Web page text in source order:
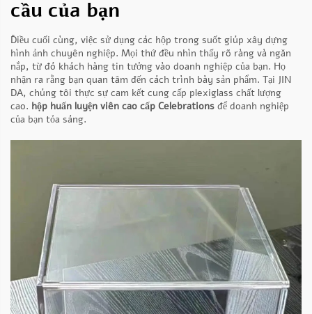
cầu của bạn
Điều cuối cùng, việc sử dụng các hộp trong suốt giúp xây dựng
hình ảnh chuyên nghiệp. Mọi thứ đều nhìn thấy rõ ràng và ngăn
nắp, từ đó khách hàng tin tưởng vào doanh nghiệp của bạn. Họ
nhận ra rằng bạn quan tâm đến cách trình bày sản phẩm. Tại JIN
DA, chúng tôi thực sự cam kết cung cấp plexiglass chất lượng
cao. hộp huấn luyện viên cao cấp Celebrations để doanh nghiệp
của bạn tỏa sáng.